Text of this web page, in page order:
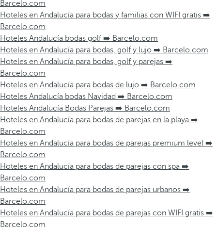
Barcelo.com
Hoteles en Andalucía para bodas y familias con WIFI gratis ➡️
Barcelo.com
Hoteles Andalucía bodas golf ➡️ Barcelo.com
Hoteles en Andalucía para bodas, golf y lujo ➡️ Barcelo.com
Hoteles en Andalucía para bodas, golf y parejas ➡️
Barcelo.com
Hoteles en Andalucía para bodas de lujo ➡️ Barcelo.com
Hoteles Andalucía bodas Navidad ➡️ Barcelo.com
Hoteles Andalucía Bodas Parejas ➡️ Barcelo.com
Hoteles en Andalucía para bodas de parejas en la playa ➡️
Barcelo.com
Hoteles en Andalucía para bodas de parejas premium level ➡️
Barcelo.com
Hoteles en Andalucía para bodas de parejas con spa ➡️
Barcelo.com
Hoteles en Andalucía para bodas de parejas urbanos ➡️
Barcelo.com
Hoteles en Andalucía para bodas de parejas con WIFI gratis ➡️
Barcelo.com